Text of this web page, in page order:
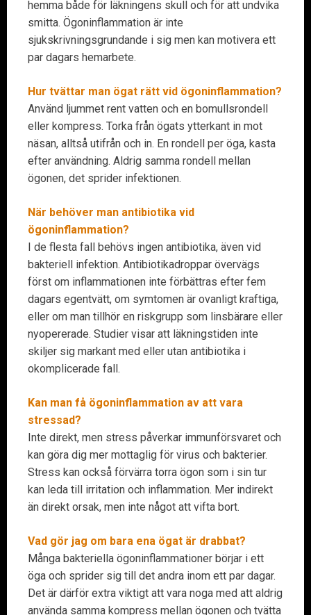
hemma både för läkningens skull och för att undvika
smitta. Ögoninflammation är inte
sjukskrivningsgrundande i sig men kan motivera ett
par dagars hemarbete.
Hur tvättar man ögat rätt vid ögoninflammation?
Använd ljummet rent vatten och en bomullsrondell
eller kompress. Torka från ögats ytterkant in mot
näsan, alltså utifrån och in. En rondell per öga, kasta
efter användning. Aldrig samma rondell mellan
ögonen, det sprider infektionen.
När behöver man antibiotika vid
ögoninflammation?
I de flesta fall behövs ingen antibiotika, även vid
bakteriell infektion. Antibiotikadroppar övervägs
först om inflammationen inte förbättras efter fem
dagars egentvätt, om symtomen är ovanligt kraftiga,
eller om man tillhör en riskgrupp som linsbärare eller
nyopererade. Studier visar att läkningstiden inte
skiljer sig markant med eller utan antibiotika i
okomplicerade fall.
Kan man få ögoninflammation av att vara
stressad?
Inte direkt, men stress påverkar immunförsvaret och
kan göra dig mer mottaglig för virus och bakterier.
Stress kan också förvärra torra ögon som i sin tur
kan leda till irritation och inflammation. Mer indirekt
än direkt orsak, men inte något att vifta bort.
Vad gör jag om bara ena ögat är drabbat?
Många bakteriella ögoninflammationer börjar i ett
öga och sprider sig till det andra inom ett par dagar.
Det är därför extra viktigt att vara noga med att aldrig
använda samma kompress mellan ögonen och tvätta